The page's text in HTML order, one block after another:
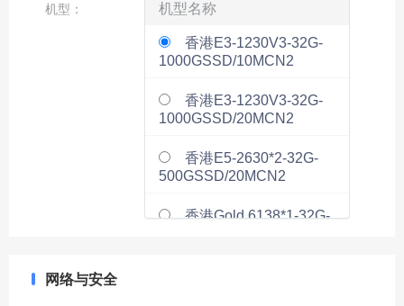
机型 ： 机型名称
香港E3-1230V3-32G-
1000GSSD/10MCN2
香港E3-1230V3-32G-
1000GSSD/20MCN2
香港E5-2630*2-32G-
500GSSD/20MCN2
香港Gold 6138*1-32G-
网络与安全